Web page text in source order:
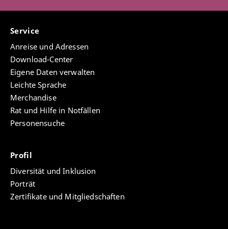
Service
Anreise und Adressen
Download-Center
Eigene Daten verwalten
Leichte Sprache
Merchandise
Rat und Hilfe in Notfällen
Personensuche
Profil
Diversität und Inklusion
Porträt
Zertifikate und Mitgliedschaften